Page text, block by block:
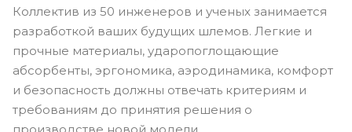
Коллектив из 50 инженеров и ученых занимается
разработкой ваших будущих шлемов. Легкие и
прочные материалы, ударопоглощающие
абсорбенты, эргономика, аэродинамика, комфорт
и безопасность должны отвечать критериям и
требованиям до принятия решения о